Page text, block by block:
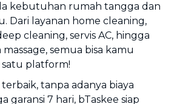
kebutuhan rumah tangga dan
Dari layanan home cleaning,
cleaning, servis AC, hingga
semua bisa kamu
platform!
tanpa adanya biaya
garansi 7 hari, bTaskee siap